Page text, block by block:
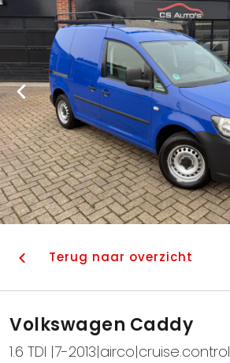
Terug naar overzicht
Volkswagen Caddy
1.6 TDI |7-2013|airco|cruise.control